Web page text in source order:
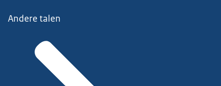
Andere talen